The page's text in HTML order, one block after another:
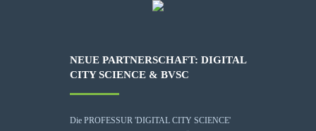
NEUE PARTNERSCHAFT: DIGITAL
CITY SCIENCE & BVSC
Die PROFESSUR 'DIGITAL CITY SCIENCE'